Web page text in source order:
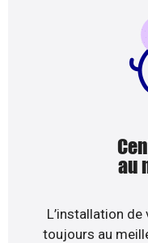
au
L’installation
toujours au